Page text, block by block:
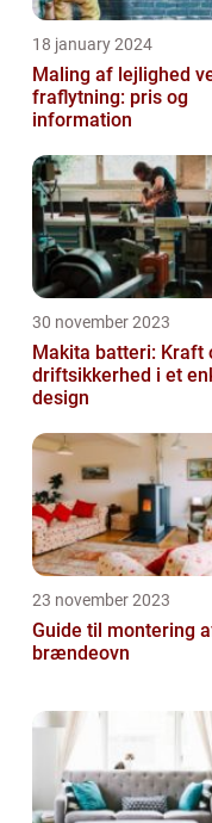
18 january 2024
Maling af lejlighed
fraflytning: pris og
information
30 november 2023
Makita batteri: Kraft
driftsikkerhed i et
design
23 november 2023
Guide til montering
brændeovn